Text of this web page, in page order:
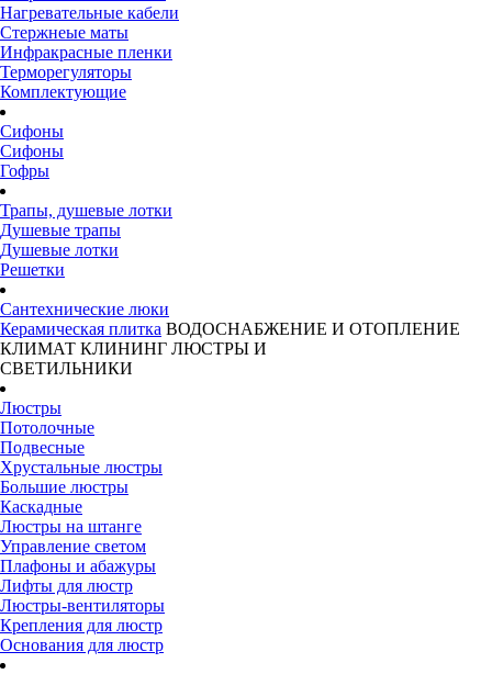
Нагревательные кабели
Стержнеые маты
Инфракрасные пленки
Терморегуляторы
Комплектующие
Сифоны
Сифоны
Гофры
Трапы, душевые лотки
Душевые трапы
Душевые лотки
Решетки
Сантехнические люки
Керамическая плитка ВОДОСНАБЖЕНИЕ И ОТОПЛЕНИЕ
КЛИМАТ КЛИНИНГ ЛЮСТРЫ И
СВЕТИЛЬНИКИ
Люстры
Потолочные
Подвесные
Хрустальные люстры
Большие люстры
Каскадные
Люстры на штанге
Управление светом
Плафоны и абажуры
Лифты для люстр
Люстры-вентиляторы
Крепления для люстр
Основания для люстр